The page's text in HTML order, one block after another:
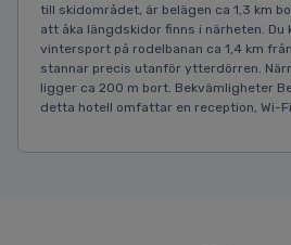
till skidområdet, är belägen ca 1,3 km
att åka längdskidor finns i närheten. Du
vintersport på rodelbanan ca 1,4 km
stannar precis utanför ytterdörren.
ligger ca 200 m bort. Bekvämligheter
detta hotell omfattar en reception, Wi-